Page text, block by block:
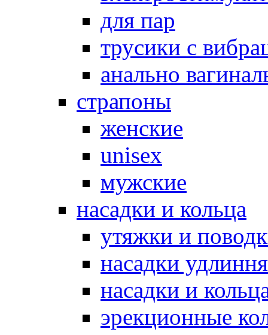
для пар
трусики с
анально
страпоны
женские
unisex
мужские
насадки и кольца
утяжки и
насадки
насадки и
эрекционные